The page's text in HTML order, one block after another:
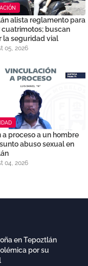
alista reglamento para
buscan
la seguridad vial
05, 2026
a proceso a un hombre
abuso sexual en
04, 2026
en Tepoztlán
por su